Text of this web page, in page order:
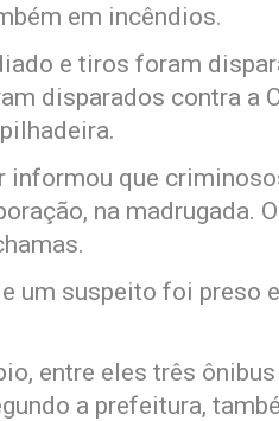
em incêndios.
e tiros foram
disparados contra a
informou que
na madrugada.
um suspeito foi preso e
entre eles três ônibus
a prefeitura,